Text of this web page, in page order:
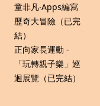
童非凡‧Apps編寫
歷奇大冒險（已完
結）
正向家長運動 -
「玩轉親子樂」巡
迴展覽（已完結）